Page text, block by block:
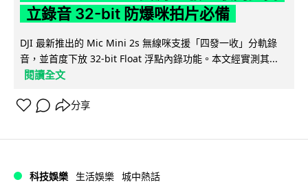
立錄音 32-bit 防爆咪拍片必備
DJI 最新推出的 Mic Mini 2s 無線咪支援「四發一收」分軌錄
音，並首度下放 32-bit Float 浮點內錄功能。本文經實測其...
閱讀全文
分享
科技娛樂 生活娛樂 城中熱話